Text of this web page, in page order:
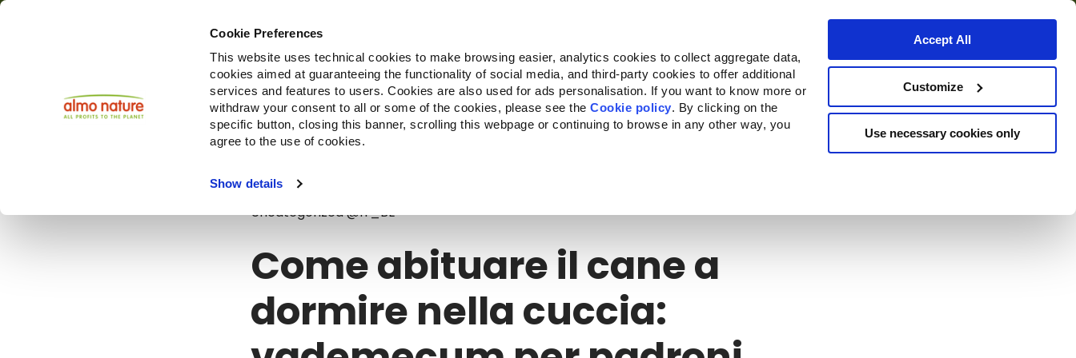
Cookie Preferences
This website uses technical cookies to make browsing easier, analytics cookies to collect aggregate data,
cookies aimed at guaranteeing the functionality of social media, and third-party cookies to offer additional
services and features to users. Cookies are also used for ads personalisation. If you want to know more or
withdraw your consent to all or some of the cookies, please see theCookie policy. By clicking on the
specific button, closing this banner, scrolling this webpage or continuing to browse in any other way, you
agree to the use of cookies.
Show details
Accept All
Customize
Use necessary cookies only
Produits Companion for Life L'appel à projets La marque Où acheter
Uncategorized @fr_BE
Come abituare il cane a
dormire nella cuccia: